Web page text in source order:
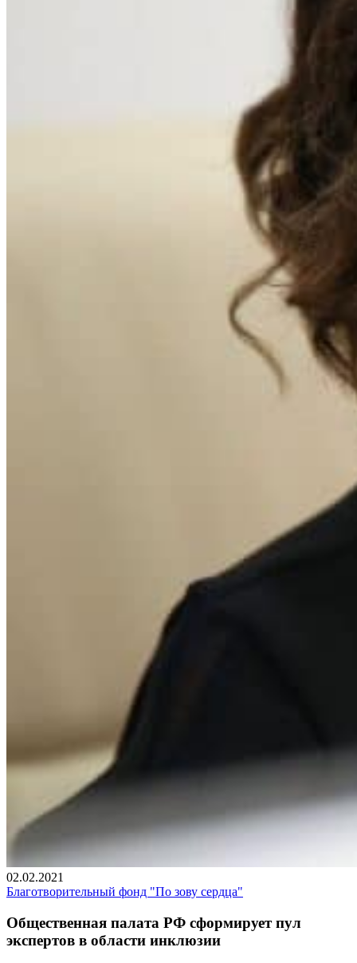
02.02.2021
Благотворительный фонд "По зову сердца"
Общественная палата РФ сформирует пул
экспертов в области инклюзии